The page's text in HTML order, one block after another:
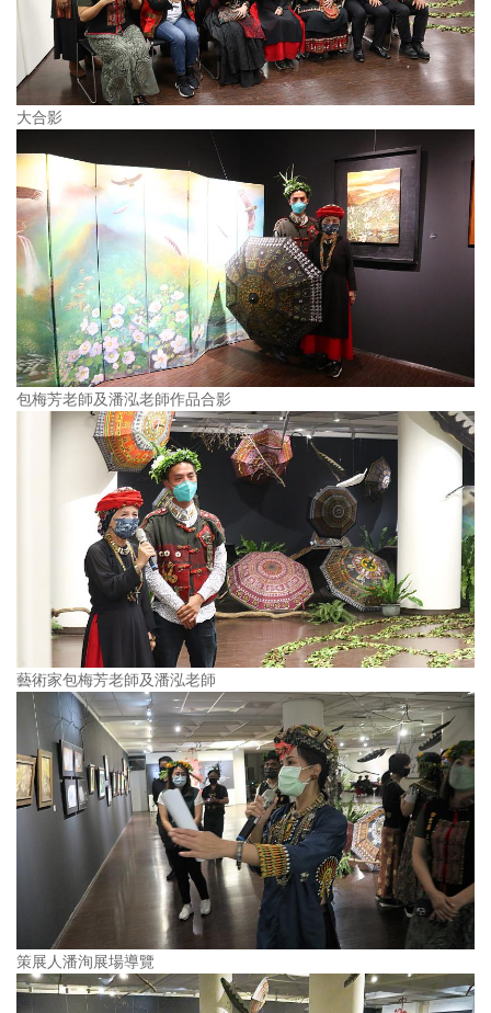
大合影
包梅芳老師及潘泓老師作品合影
藝術家包梅芳老師及潘泓老師
策展人潘洵展場導覽